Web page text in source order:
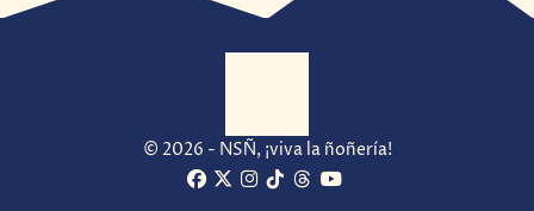
© 2026 - NSÑ, ¡viva la ñoñería!